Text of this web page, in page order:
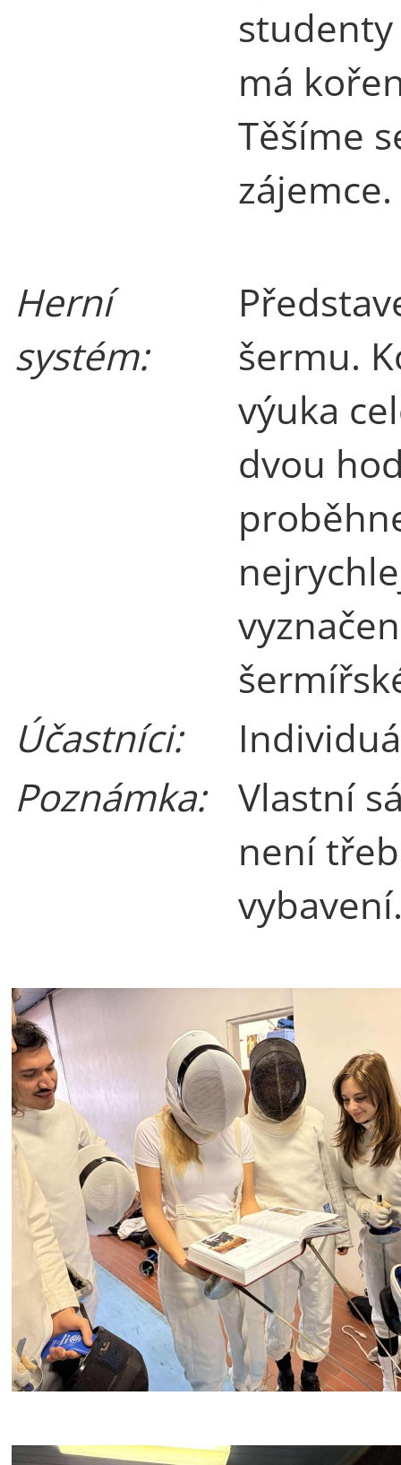
má
Těšíme
zájemce.
Herní
systém:
šermu.
výuka
dvou
Účastníci:
Poznámka:
Vlastní
není